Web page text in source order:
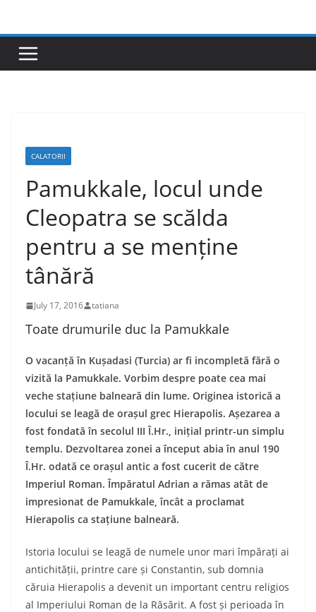
content
CALATORII
Pamukkale, locul unde
Cleopatra se scălda
pentru a se menține
tânără
July 17, 2016 tatiana
Toate drumurile duc la Pamukkale
O vacanță în Kușadasi (Turcia) ar fi incompletă fără o
vizită la Pamukkale. Vorbim despre poate cea mai
veche stațiune balneară din lume. Originea istorică a
locului se leagă de orașul grec Hierapolis. Așezarea a
fost fondată în secolul III Î.Hr., inițial printr-un simplu
templu. Dezvoltarea zonei a început abia în anul 190
Î.Hr. odată ce orașul antic a fost cucerit de către
Imperiul Roman. Împăratul Adrian a rămas atât de
impresionat de Pamukkale, încât a proclamat
Hierapolis ca stațiune balneară.
Istoria locului se leagă de numele unor mari împărați ai
antichității, printre care și Constantin, sub domnia
căruia Hierapolis a devenit un important centru religios
al Imperiului Roman de la Răsărit. A fost și perioada în